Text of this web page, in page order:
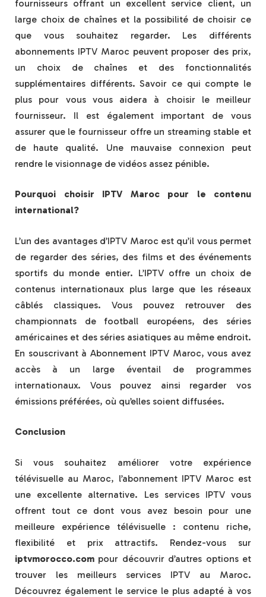
fournisseurs offrant un excellent service client, un
large choix de chaînes et la possibilité de choisir ce
que vous souhaitez regarder. Les différents
abonnements IPTV Maroc peuvent proposer des prix,
un choix de chaînes et des fonctionnalités
supplémentaires différents. Savoir ce qui compte le
plus pour vous vous aidera à choisir le meilleur
fournisseur. Il est également important de vous
assurer que le fournisseur offre un streaming stable et
de haute qualité. Une mauvaise connexion peut
rendre le visionnage de vidéos assez pénible.
Pourquoi choisir IPTV Maroc pour le contenu
international?
L’un des avantages d’IPTV Maroc est qu’il vous permet
de regarder des séries, des films et des événements
sportifs du monde entier. L’IPTV offre un choix de
contenus internationaux plus large que les réseaux
câblés classiques. Vous pouvez retrouver des
championnats de football européens, des séries
américaines et des séries asiatiques au même endroit.
En souscrivant à Abonnement IPTV Maroc, vous avez
accès à un large éventail de programmes
internationaux. Vous pouvez ainsi regarder vos
émissions préférées, où qu’elles soient diffusées.
Conclusion
Si vous souhaitez améliorer votre expérience
télévisuelle au Maroc, l’abonnement IPTV Maroc est
une excellente alternative. Les services IPTV vous
offrent tout ce dont vous avez besoin pour une
meilleure expérience télévisuelle : contenu riche,
flexibilité et prix attractifs. Rendez-vous sur
iptvmorocco.com pour découvrir d’autres options et
trouver les meilleurs services IPTV au Maroc.
Découvrez également le service le plus adapté à vos